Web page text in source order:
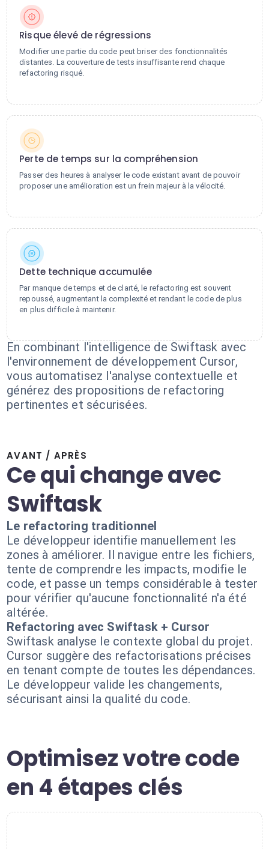
Risque élevé de régressions
Modifier une partie du code peut briser des fonctionnalités
distantes. La couverture de tests insuffisante rend chaque
refactoring risqué.
Perte de temps sur la compréhension
Passer des heures à analyser le code existant avant de pouvoir
proposer une amélioration est un frein majeur à la vélocité.
Dette technique accumulée
Par manque de temps et de clarté, le refactoring est souvent
repoussé, augmentant la complexité et rendant le code de plus
en plus difficile à maintenir.
En combinant l'intelligence de Swiftask avec
l'environnement de développement Cursor,
vous automatisez l'analyse contextuelle et
générez des propositions de refactoring
pertinentes et sécurisées.
AVANT / APRÈS
Ce qui change avec
Swiftask
Le refactoring traditionnel
Le développeur identifie manuellement les
zones à améliorer. Il navigue entre les fichiers,
tente de comprendre les impacts, modifie le
code, et passe un temps considérable à tester
pour vérifier qu'aucune fonctionnalité n'a été
altérée.
Refactoring avec Swiftask + Cursor
Swiftask analyse le contexte global du projet.
Cursor suggère des refactorisations précises
en tenant compte de toutes les dépendances.
Le développeur valide les changements,
sécurisant ainsi la qualité du code.
Optimisez votre code
en 4 étapes clés